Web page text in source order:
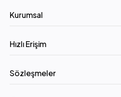
Kurumsal
Hızlı Erişim
Sözleşmeler